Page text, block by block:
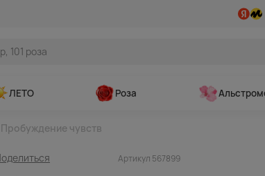
ЛЕТО Роза
чувств
Артикул 567899